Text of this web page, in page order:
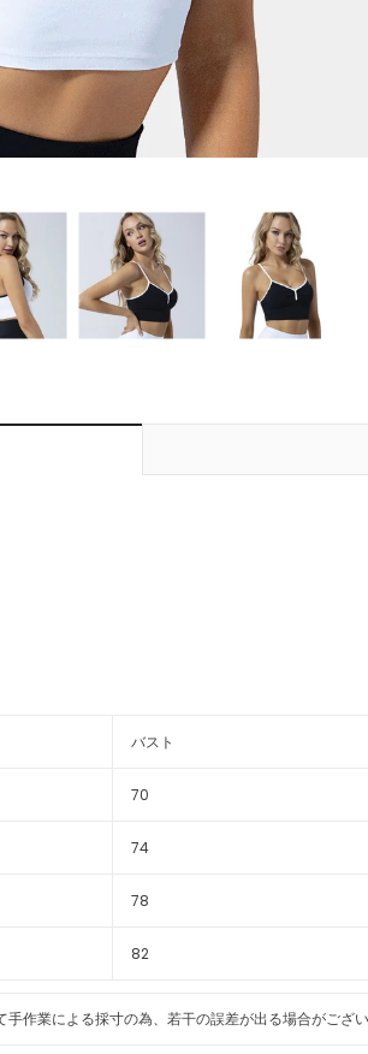
バスト
70
74
78
82
作業による採寸の為、若干の誤差が出る場合がござ